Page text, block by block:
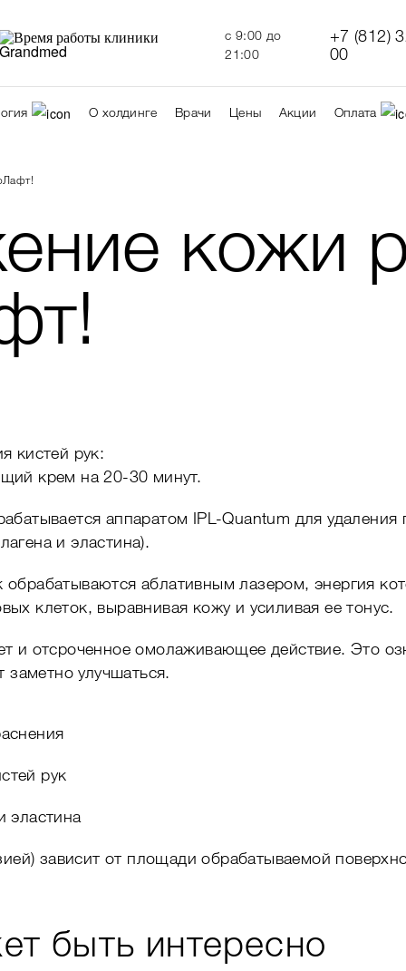
c 9:00 до
21:00
+7 (812)
00
О холдинге Врачи Цены Акции Оплата
кожи
кистей рук:
крем на 20-30 минут.
аппаратом IPL-Quantum для
и эластина).
аблативным лазером, энергия
клеток, выравнивая кожу и усиливая ее тонус.
отсроченное омолаживающее действие. Это
заметно улучшаться.
рук
эластина
зависит от площади обрабатываемой
быть интересно